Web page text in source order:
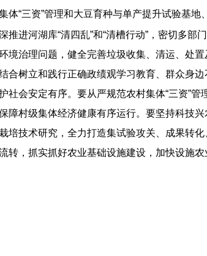
“三资”管理和大豆育种与单产提升试验基地
进河湖库“清四乱”和“清槽行动”，密切多
治理问题，健全完善垃圾收集、清运、处
树立和践行正确政绩观学习教育、群众身
会安定有序。要从严规范农村集体“三资”
村级集体经济健康有序运行。要坚持科技
技术研究，全力打造集试验攻关、成果转
，抓实抓好农业基础设施建设，加快设施